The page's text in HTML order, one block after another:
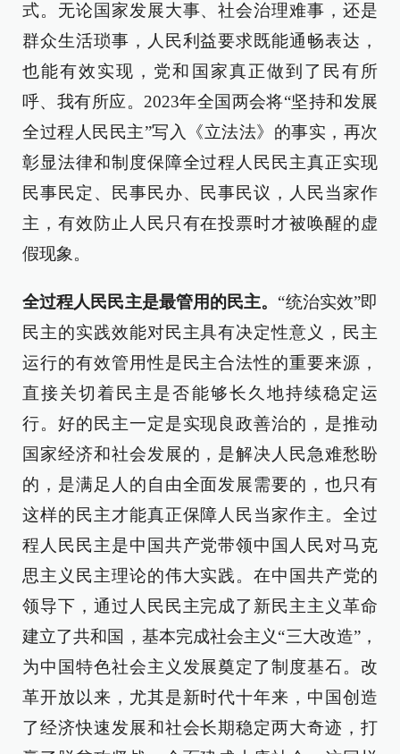
式。无论国家发展大事、社会治理难事，还是
群众生活琐事，人民利益要求既能通畅表达，
也能有效实现，党和国家真正做到了民有所
呼、我有所应。2023年全国两会将“坚持和发展
全过程人民民主”写入《立法法》的事实，再次
彰显法律和制度保障全过程人民民主真正实现
民事民定、民事民办、民事民议，人民当家作
主，有效防止人民只有在投票时才被唤醒的虚
假现象。
全过程人民民主是最管用的民主。 “统治实效”即
民主的实践效能对民主具有决定性意义，民主
运行的有效管用性是民主合法性的重要来源，
直接关切着民主是否能够长久地持续稳定运
行。好的民主一定是实现良政善治的，是推动
国家经济和社会发展的，是解决人民急难愁盼
的，是满足人的自由全面发展需要的，也只有
这样的民主才能真正保障人民当家作主。全过
程人民民主是中国共产党带领中国人民对马克
思主义民主理论的伟大实践。在中国共产党的
领导下，通过人民民主完成了新民主主义革命
建立了共和国，基本完成社会主义“三大改造”，
为中国特色社会主义发展奠定了制度基石。改
革开放以来，尤其是新时代十年来，中国创造
了经济快速发展和社会长期稳定两大奇迹，打